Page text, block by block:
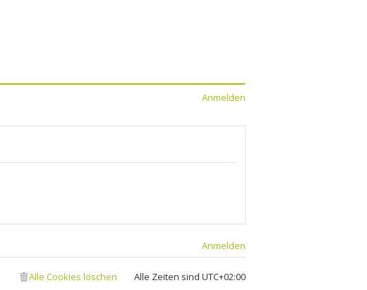
Anmelden
Anmelden
Alle Zeiten sind UTC+02:00
Alle Cookies löschen